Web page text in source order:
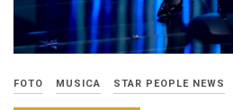
FOTO MUSICA STAR PEOPLE NEWS